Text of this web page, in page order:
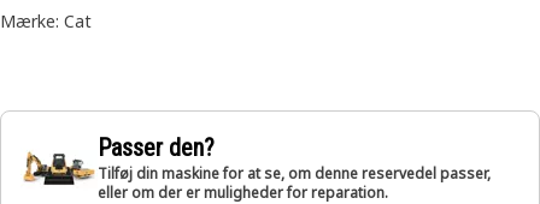
Mærke: Cat
Passer den?
Tilføj din maskine for at se, om denne reservedel passer,
eller om der er muligheder for reparation.